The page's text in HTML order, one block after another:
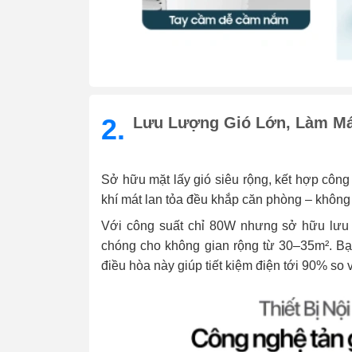
2. Lưu Lượng Gió Lớn, Làm
Sở hữu mặt lấy gió siêu rộng, kết hợp
khí mát lan tỏa đều khắp căn phòng –
Với công suất chỉ 80W nhưng sở hữu lưu
chóng cho không gian rộng từ 30–35m².
điều hòa này giúp tiết kiệm điện tới 90% so